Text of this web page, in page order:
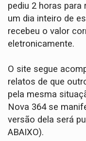
pediu 2 horas
um dia inteiro de
recebeu o valor
eletronicamente.
O site segue
relatos de que
pela mesma
Nova 364 se
versão dela será
ABAIXO).